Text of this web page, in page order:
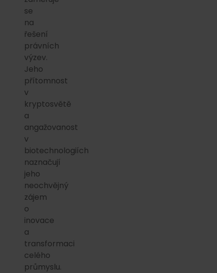
se
na
řešení
právních
výzev.
Jeho
přítomnost
v
kryptosvětě
a
angažovanost
v
biotechnologiích
naznačují
jeho
neochvějný
zájem
o
inovace
a
transformaci
celého
průmyslu.